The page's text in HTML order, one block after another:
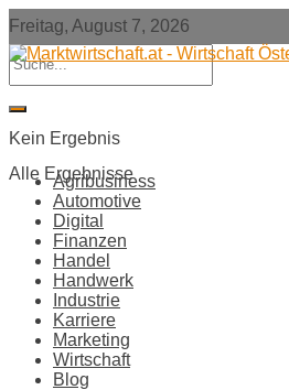
Freitag, August 7, 2026
Kein Ergebnis
Alle Ergebnisse
Agribusiness
Automotive
Digital
Finanzen
Handel
Handwerk
Industrie
Karriere
Marketing
Wirtschaft
Blog